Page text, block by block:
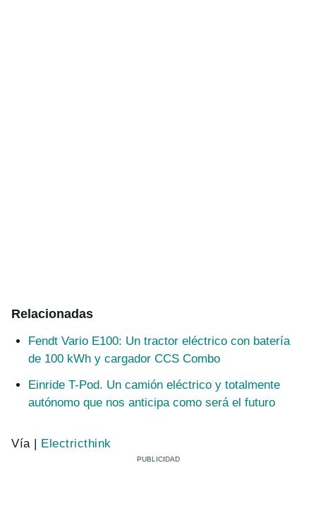
Relacionadas
Fendt Vario E100: Un tractor eléctrico con batería
de 100 kWh y cargador CCS Combo
Einride T-Pod. Un camión eléctrico y totalmente
autónomo que nos anticipa como será el futuro
Vía | Electricthink